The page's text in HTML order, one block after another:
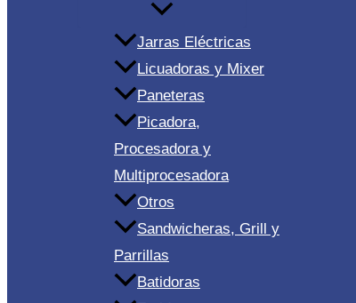
Jarras Eléctricas
Licuadoras y Mixer
Paneteras
Picadora,
Procesadora y
Multiprocesadora
Otros
Sandwicheras, Grill y
Parrillas
Batidoras